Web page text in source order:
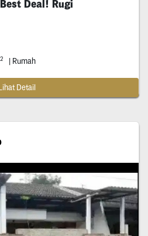
Deal! Rugi
2 | Rumah
Detail